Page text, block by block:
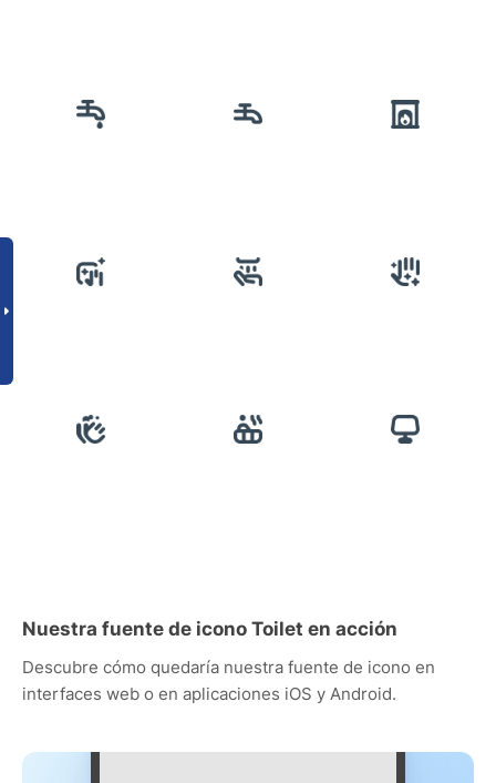
Nuestra fuente de icono Toilet en acción
Descubre cómo quedaría nuestra fuente de icono en
interfaces web o en aplicaciones iOS y Android.